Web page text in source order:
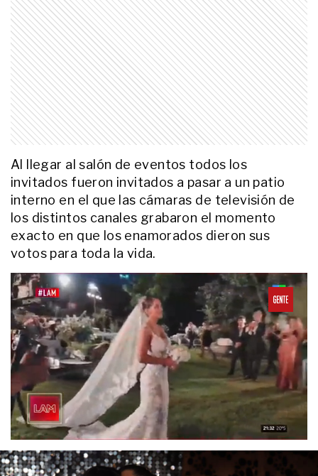
Al llegar al salón de eventos todos los
invitados fueron invitados a pasar a un patio
interno en el que las cámaras de televisión de
los distintos canales grabaron el momento
exacto en que los enamorados dieron sus
votos para toda la vida.
0
seconds
of
GALERIAS
En fotos, la intimidad del
cumpleaños de Gaby Álvarez:
cena íntima, invitados top y una
fiesta para 300 personas
GALERIAS
En fotos: los mejores momentos
no televisados de los Martín
GALERIAS
Ni Caribe ni Europa: la soñada
"escapadita de amor" de Leandro
Paredes y Camila Galante a la
nieve de Bariloche
La llamativa foto con la que
Rodrigo De Paul y Tini Stoessel
confirmaron su compromiso: "Sos
el mejor equipo"
ESTILOS
El look "quiet luxury" de María
Belén Ludueña con el que
deslumbró en el Tedeum por el 25
de mayo
GALERIAS
En fotos, la intimidad del
cumpleaños de Gaby Álvarez:
cena privada, invitados top y una